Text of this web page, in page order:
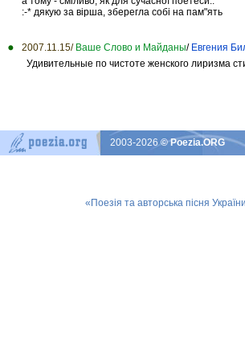
:-* дякую за вірша, зберегла собі на пам"ять
2007.11.15/ Ваше Слово и Майданы/ Евгения
Удивительные по чистоте женского лиризма
2003-2026© Poezia.ORG
«Поезія та авторська пісня